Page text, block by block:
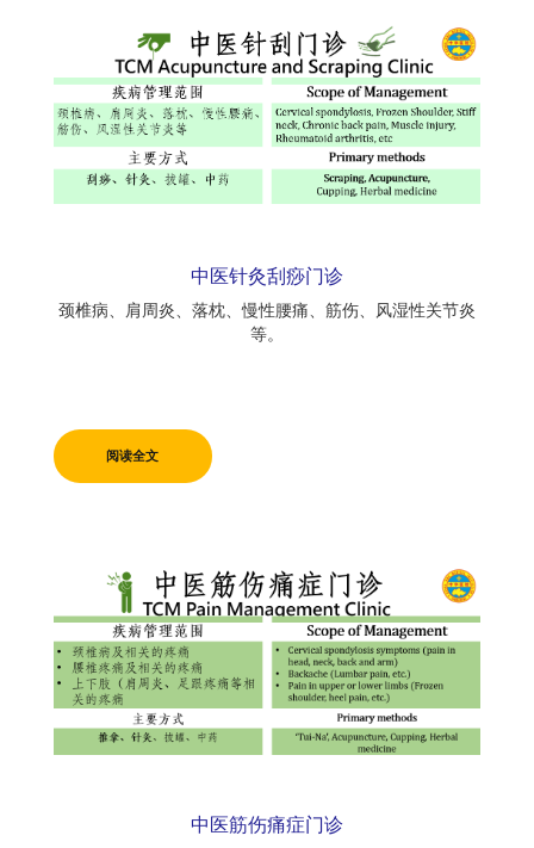
中医针灸刮痧门诊
颈椎病、肩周炎、落枕、慢性腰痛、筋伤、风湿性关节炎
等。
阅读全文
中医筋伤痛症门诊